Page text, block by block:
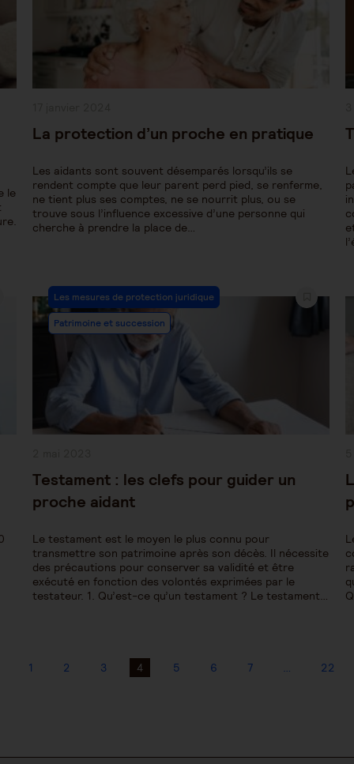
le
La protection d’un proche en pratique
Les aidants sont souvent désemparés lorsqu’ils se
rendent compte que leur parent perd pied, se renferme,
ne tient plus ses comptes, ne se nourrit plus, ou se
trouve sous l’influence excessive d’une personne qui
cherche à prendre la place de…
Post
Category:
Les mesures de protection juridique
Patrimoine et succession
Testament : les clefs pour guider un
proche aidant
Le testament est le moyen le plus connu pour
transmettre son patrimoine après son décès. Il nécessite
des précautions pour conserver sa validité et être
exécuté en fonction des volontés exprimées par le
testateur. 1. Qu’est-ce qu’un testament ? Le testament…
1 2 3 4 5 6 7 … 22